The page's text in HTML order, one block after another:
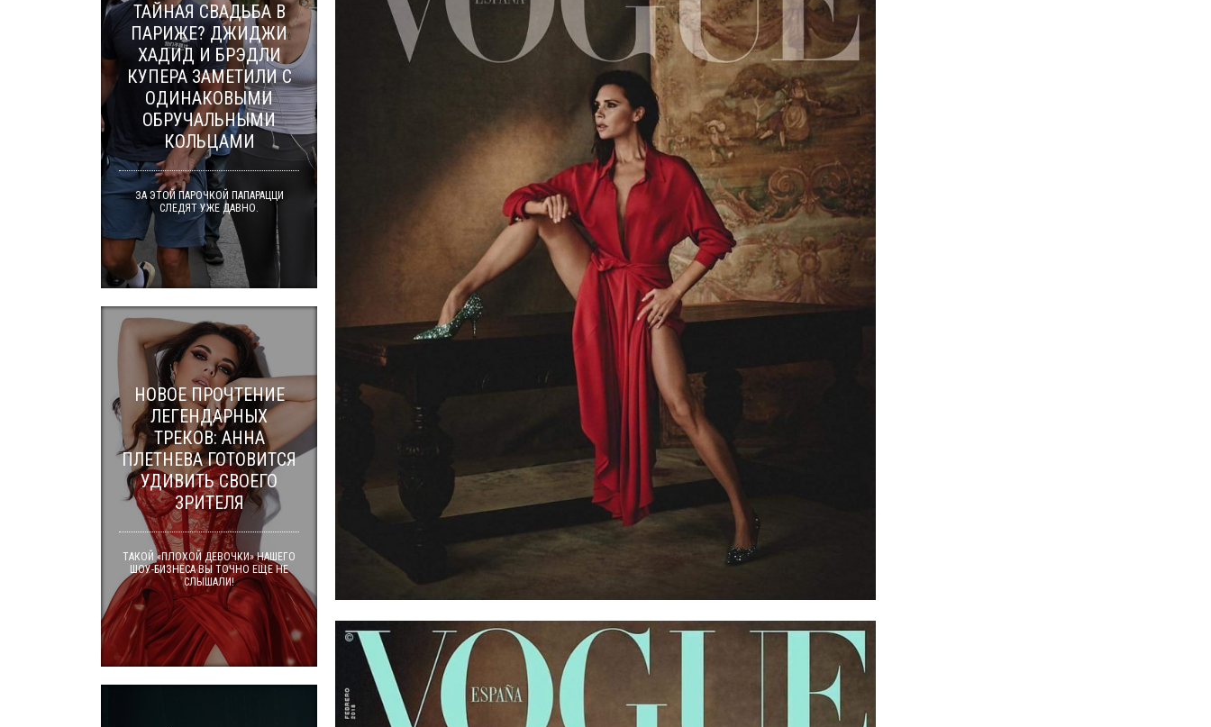
ТАЙНАЯ СВАДЬБА В
ПАРИЖЕ? ДЖИДЖИ
ХАДИД И БРЭДЛИ
КУПЕРА ЗАМЕТИЛИ С
ОДИНАКОВЫМИ
ОБРУЧАЛЬНЫМИ
КОЛЬЦАМИ
ЗА ЭТОЙ ПАРОЧКОЙ ПАПАРАЦЦИ
СЛЕДЯТ УЖЕ ДАВНО.
НОВОЕ ПРОЧТЕНИЕ
ЛЕГЕНДАРНЫХ
ТРЕКОВ: АННА
ПЛЕТНЕВА ГОТОВИТСЯ
УДИВИТЬ СВОЕГО
ЗРИТЕЛЯ
ТАКОЙ «ПЛОХОЙ ДЕВОЧКИ» НАШЕГО
ШОУ-БИЗНЕСА ВЫ ТОЧНО ЕЩЕ НЕ
СЛЫШАЛИ!